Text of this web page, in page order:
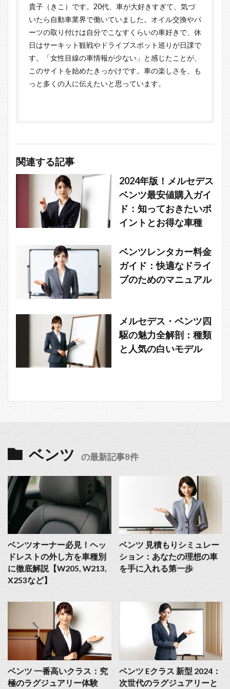
貴子（きこ）です。20代、車が大好きすぎて、気づ
いたら自動車業界で働いていました。オイル交換やパ
ーツの取り付けは自分でこなすくらいの車好きで、休
日はサーキット観戦やドライブスポット巡りが日課で
す。「女性目線の車情報が少ない」と感じたことが、
このサイトを始めたきっかけです。車の楽しさを、も
っと多くの人に伝えたいと思っています。
関連する記事
2024年版！メルセデス
ベンツ最安値購入ガイ
ド：知っておきたいポ
イントとお得な車種
ベンツレンタカー料金
ガイド：快適なドライ
ブのためのマニュアル
メルセデス・ベンツ四
駆の魅力全解剖：種類
と人気の白いモデル
ベンツ の最新記事8件
ベンツオーナー必見！ヘッ
ドレストの外し方を車種別
に徹底解説【W205, W213,
X253など】
ベンツ 見積もりシミュレー
ション：あなたの理想の車
を手に入れる第一歩
ベンツ 一番高いクラス：究
極のラグジュアリー体験
ベンツ Eクラス 新型 2024：
次世代のラグジュアリーと